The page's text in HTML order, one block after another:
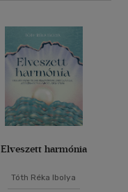
Elveszett harmónia
Tóth Réka Ibolya